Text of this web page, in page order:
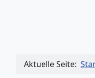
Aktuelle Seite: